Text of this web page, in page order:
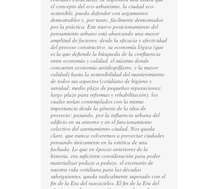
el concepto del eco-urbanismo, la ciudad eco-
sostenible, pueda defender con argumentos
demostrables y, por tanto, fácilmente demostrados
por la práctica. Este nuevo posicionamiento del
pensamiento urbano está abarcando una mayor
amplitud de factores: desde la eficacia y efectividad
del proceso constructivo, su economía lógica (que
es la que defiende la búsqueda de la confluencia
entre economía y calidad, el máximo donde
concurren economía antidespilfarro, y la mayor
calidad) hasta la sostenibilidad del mantenimiento
de todos sus aspectos (cotidiano de higiene y
sanidad; medio plazo de pequeñas reparaciones;
largo plazo para reformas y rehabilitación), los
cuales serían contemplados con la misma
importancia desde la génesis de la idea de
proyecto; pasando, por la influencia urbana del
edificio en su entorno y en el funcionamiento
colectivo del asentamiento-ciudad. Nos queda
claro, que nunca volveremos a proyectar ciudades
pensando únicamente en la estética de una
fachada. Lo que en épocas anteriores de la
historia, era suficiente consideración para poder
materializar pedazo a pedazo, el escenario de
nuestra vida cotidiana para las décadas
subsiguientes, queda radicalmente superado con el
fin de la Era del rascacielos. El fin de la Era del